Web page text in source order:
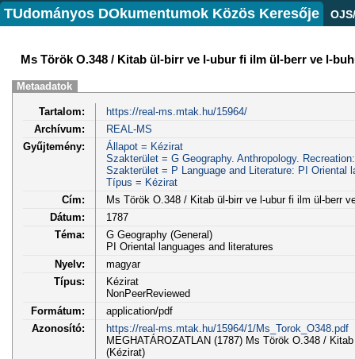
TUdományos DOkumentumok Közös Keresője
Ms Török O.348 / Kitab ül-birr ve l-ubur fi ilm ül-berr ve l-
Metaadatok
Tartalom:
https://real-ms.mtak.hu/15964/
Archívum:
REAL-MS
Gyűjtemény:
Állapot = Kézirat
Szakterület = G Geography. Anthropology.
Szakterület = P Language and Literature: PI Oriental
Típus = Kézirat
Cím:
Ms Török O.348 / Kitab ül-birr ve l-ubur fi ilm ül-berr
Dátum:
1787
Téma:
G Geography (General)
PI Oriental languages and literatures
Nyelv:
magyar
Típus:
Kézirat
NonPeerReviewed
Formátum:
application/pdf
Azonosító:
https://real-ms.mtak.hu/15964/1/Ms_Torok_O348.pdf
MEGHATÁROZATLAN (1787) Ms Török O.348 /
(Kézirat)